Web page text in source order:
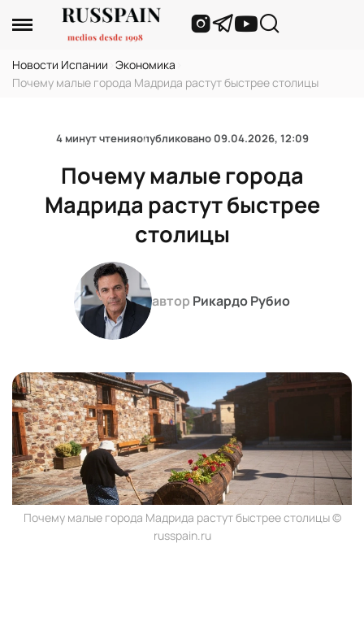
Новости Испании Экономика
Почему малые города Мадрида растут быстрее столицы
4 минут чтенияопубликовано 09.04.2026, 12:09
Почему малые города
Мадрида растут быстрее
столицы
автор Рикардо Рубио
Почему малые города Мадрида растут быстрее столицы ©
russpain.ru